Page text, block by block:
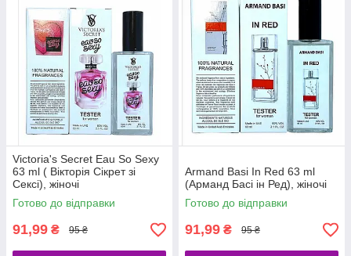
Victoria's Secret Eau So Sexy
63 ml ( Вікторія Сікрет зі
Сексі), жіночі
Готово до відправки
91,99 ₴ 95 ₴
Armand Basi In Red 63 ml
(Арманд Басі ін Ред), жіночі
Готово до відправки
91,99 ₴ 95 ₴